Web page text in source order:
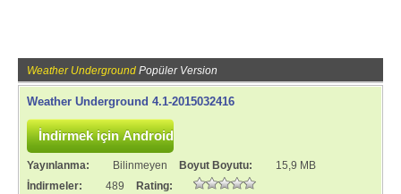
Weather Underground Popüler Version
Weather Underground 4.1-2015032416
Yayınlanma: Bilinmeyen Boyut Boyutu:
15,9 MB
İndirmeler:
489
Rating: